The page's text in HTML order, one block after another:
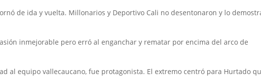
de ida y vuelta. Millonarios y Deportivo Cali no desentonaron y lo
inmejorable pero erró al enganchar y rematar por encima del arco de
al equipo vallecaucano, fue protagonista. El extremo centró para Hurtado